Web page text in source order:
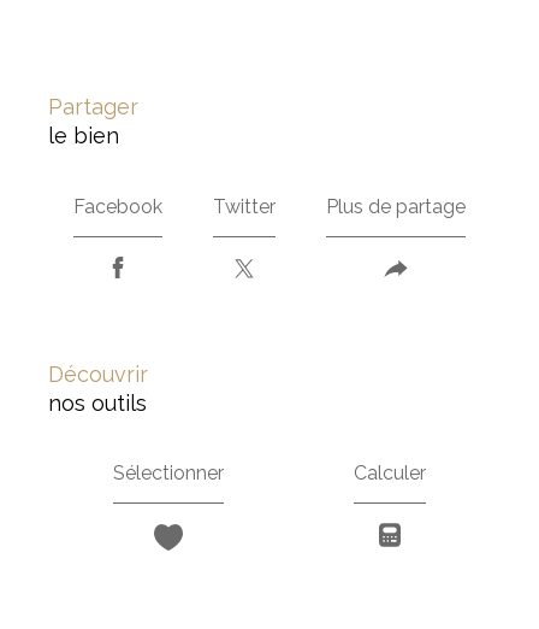
partager
le bien
Facebook Twitter Plus de partage
découvrir
nos outils
Sélectionner Calculer